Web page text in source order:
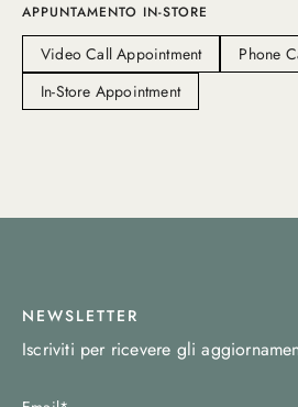
APPUNTAMENTO IN-STORE
Video Call Appointment
Phone
In-Store Appointment
NEWSLETTER
Iscriviti per ricevere gli